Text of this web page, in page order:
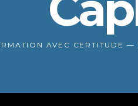
AVEC CERTITUDE